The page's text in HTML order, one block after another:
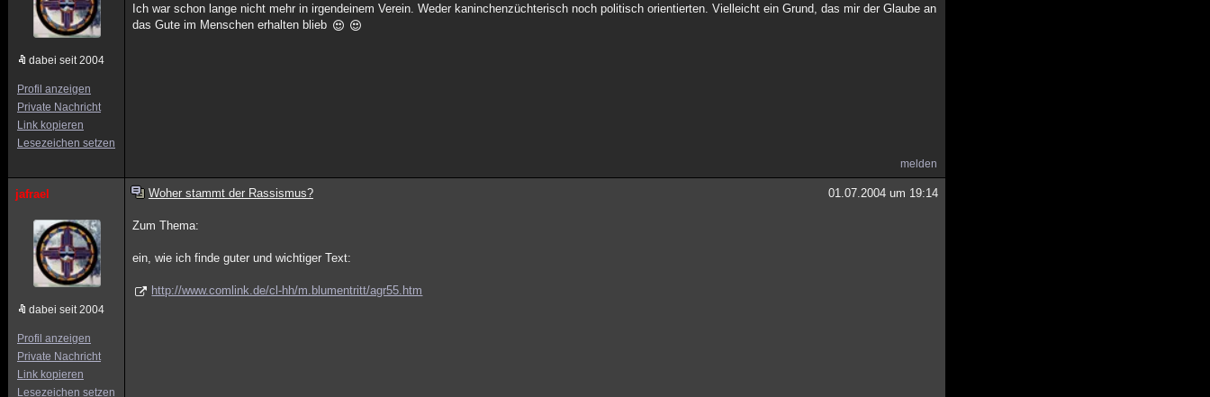
dabei seit 2004
Profil anzeigen
Private Nachricht
Link kopieren
Lesezeichen setzen
Ich war schon lange nicht mehr in irgendeinem Verein. Weder kaninchenzüchterisch noch politisch orientierten. Vielleicht ein Grund, das mir der Glaube an
das Gute im Menschen erhalten blieb
melden
jafrael
dabei seit 2004
Profil anzeigen
Private Nachricht
Link kopieren
Lesezeichen setzen
Woher stammt der Rassismus? 01.07.2004 um 19:14
Zum Thema:
ein, wie ich finde guter und wichtiger Text:
http://www.comlink.de/cl-hh/m.blumentritt/agr55.htm